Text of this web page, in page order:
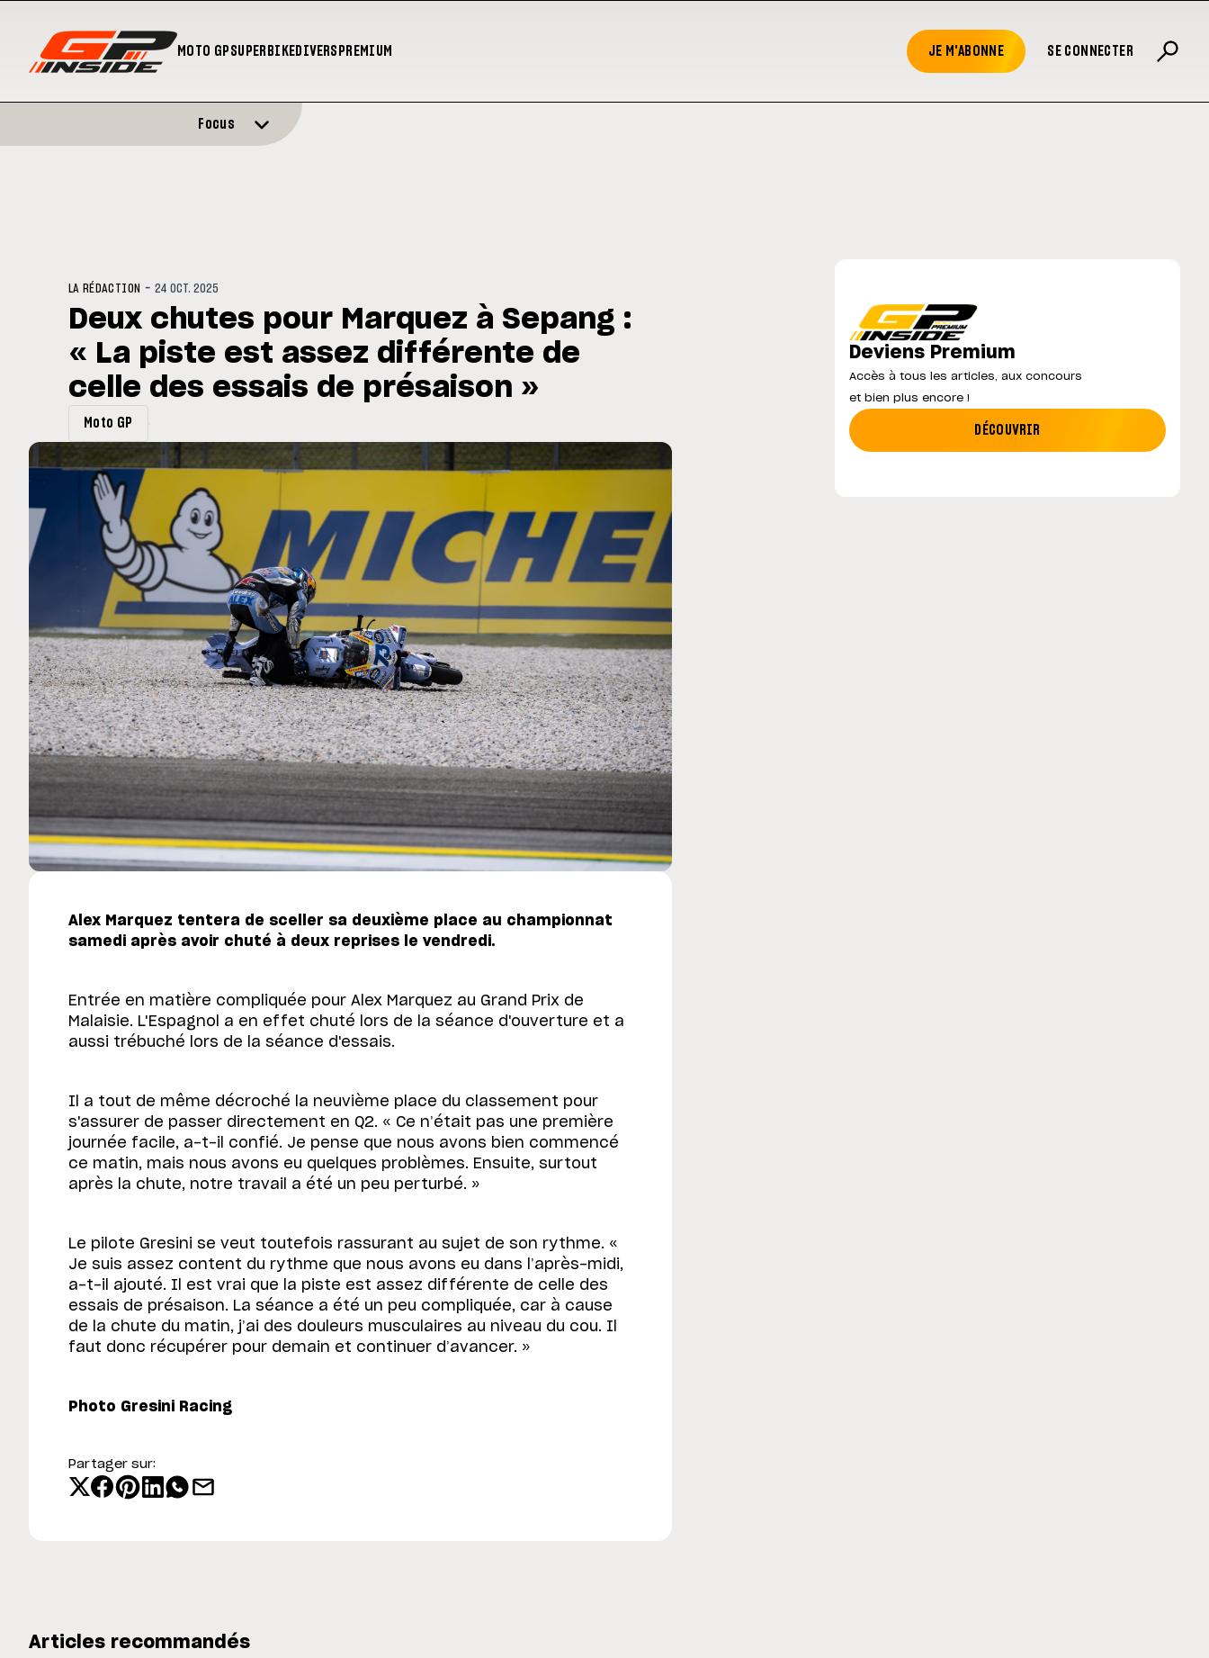
MOTO GPSUPERBIKEDIVERS PREMIUM JE M'ABONNE SE CONNECTER
club spécial dans
Grande-Bretagne
Zarco évite l'opération et vise un retour en
septembre
MotoGP : les cinq constructeurs signent un
Focus
LA RÉDACTION -24 OCT. 2025
Deux chutes pour Marquez à Sepang :
« La piste est assez différente de
celle des essais de présaison »
Moto GP
Alex Marquez tentera de sceller sa deuxième place au championnat
samedi après avoir chuté à deux reprises le vendredi.
Entrée en matière compliquée pour Alex Marquez au Grand Prix de
Malaisie. L'Espagnol a en effet chuté lors de la séance d'ouverture et a
aussi trébuché lors de la séance d'essais.
Il a tout de même décroché la neuvième place du classement pour
s'assurer de passer directement en Q2. « Ce n’était pas une première
journée facile, a-t-il confié. Je pense que nous avons bien commencé
ce matin, mais nous avons eu quelques problèmes. Ensuite, surtout
après la chute, notre travail a été un peu perturbé. »
Le pilote Gresini se veut toutefois rassurant au sujet de son rythme. «
Je suis assez content du rythme que nous avons eu dans l’après-midi,
a-t-il ajouté. Il est vrai que la piste est assez différente de celle des
essais de présaison. La séance a été un peu compliquée, car à cause
de la chute du matin, j’ai des douleurs musculaires au niveau du cou. Il
faut donc récupérer pour demain et continuer d’avancer. »
Photo Gresini Racing
Partager sur:
Deviens Premium
Accès à tous les articles, aux concours
et bien plus encore !
DÉCOUVRIR
Articles recommandés